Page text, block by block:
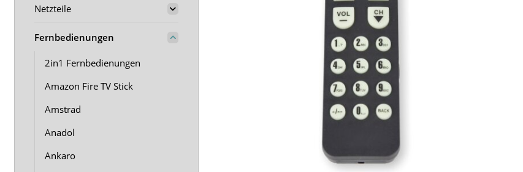
Netzteile
Fernbedienungen
2in1 Fernbedienungen
Amazon Fire TV Stick
Amstrad
Anadol
Ankaro